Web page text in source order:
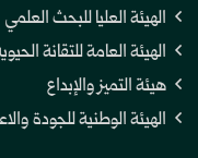
الهيئة العليا للبحث العلمي
الهيئة العامة للتقانة
هيئة التميز والإبداع
الهيئة الوطنية للجودة